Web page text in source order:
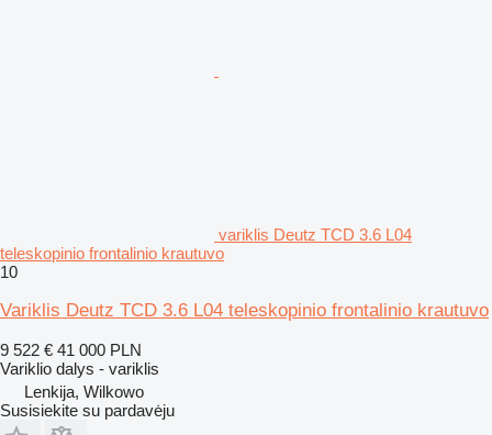
variklis Deutz TCD 3.6 L04
teleskopinio frontalinio krautuvo
10
Variklis Deutz TCD 3.6 L04 teleskopinio frontalinio krautuvo
9 522 € 41 000 PLN
Variklio dalys - variklis
Lenkija, Wilkowo
Susisiekite su pardavėju